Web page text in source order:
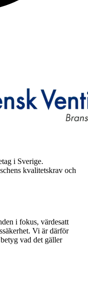
i Sverige.
kvalitetskrav och
i fokus, värdesatt
Vi är därför
vad det gäller